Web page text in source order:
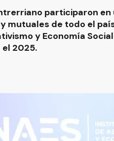
participaron
mutuales de todo el
y Economía
2025.